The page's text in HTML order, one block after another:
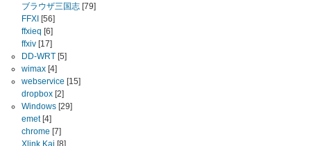
ブラウザ三国志 [79]
FFXI [56]
ffxieq [6]
ffxiv [17]
DD-WRT [5]
wimax [4]
webservice [15]
dropbox [2]
Windows [29]
emet[4]
chrome [7]
Xlink Kai [8]